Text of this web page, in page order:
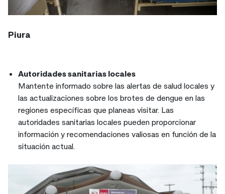
Piura
Autoridades sanitarias locales
Mantente informado sobre las alertas de salud locales y
las actualizaciones sobre los brotes de dengue en las
regiones específicas que planeas visitar. Las
autoridades sanitarias locales pueden proporcionar
información y recomendaciones valiosas en función de la
situación actual.